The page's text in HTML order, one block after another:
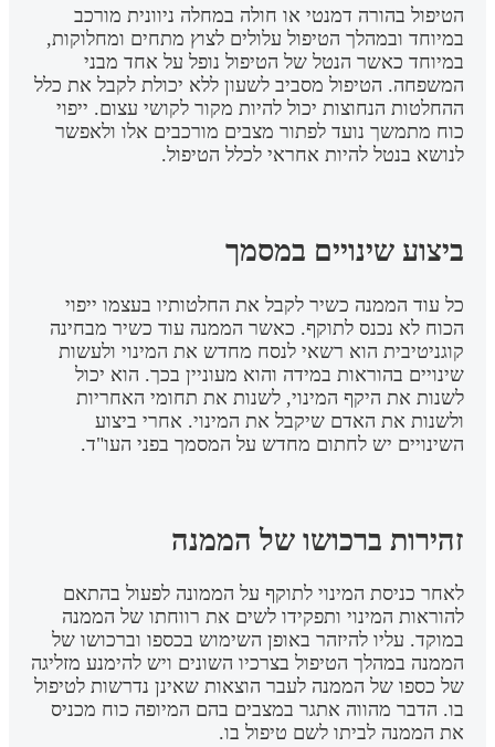
הטיפול בהורה דמנטי או חולה במחלה ניוונית מורכב
במיוחד ובמהלך הטיפול עלולים לצוץ מתחים ומחלוקות,
במיוחד כאשר הנטל של הטיפול נופל על אחד מבני
המשפחה. הטיפול מסביב לשעון ללא יכולת לקבל את כלל
ההחלטות הנחוצות יכול להיות מקור לקושי עצום. ייפוי
כוח מתמשך נועד לפתור מצבים מורכבים אלו ולאפשר
לנושא בנטל להיות אחראי לכלל הטיפול.
ביצוע שינויים במסמך
כל עוד הממנה כשיר לקבל את החלטותיו בעצמו ייפוי
הכוח לא נכנס לתוקף. כאשר הממנה עוד כשיר מבחינה
קוגניטיבית הוא רשאי לנסח מחדש את המינוי ולעשות
שינויים בהוראות במידה והוא מעוניין בכך. הוא יכול
לשנות את היקף המינוי, לשנות את תחומי האחריות
ולשנות את האדם שיקבל את המינוי. אחרי ביצוע
השינויים יש לחתום מחדש על המסמך בפני העו"ד.
זהירות ברכושו של הממנה
לאחר כניסת המינוי לתוקף על הממונה לפעול בהתאם
להוראות המינוי ותפקידו לשים את רווחתו של הממנה
במוקד. עליו להיזהר באופן השימוש בכספו וברכושו של
הממנה במהלך הטיפול בצרכיו השונים ויש להימנע מזליגה
של כספו של הממנה לעבר הוצאות שאינן נדרשות לטיפול
בו. הדבר מהווה אתגר במצבים בהם המיופה כוח מכניס
את הממנה לביתו לשם טיפול בו.